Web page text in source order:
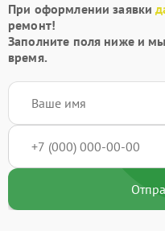
При оформлении заявки
ремонт!
Заполните поля ниже и
время.